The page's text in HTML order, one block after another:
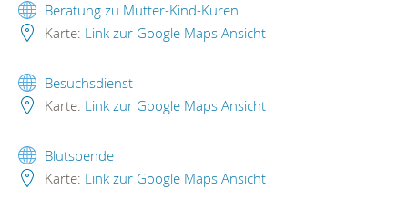
Beratung zu Mutter-Kind-Kuren
Karte: Link zur Google Maps Ansicht
Besuchsdienst
Karte: Link zur Google Maps Ansicht
Blutspende
Karte: Link zur Google Maps Ansicht